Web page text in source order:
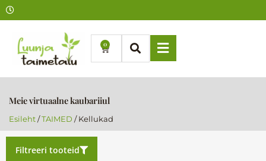
Skip
to
content
0
Cart
Meie virtuaalne kaubariiul
Esileht/TAIMED / Kellukad
Filtreeri tooteid